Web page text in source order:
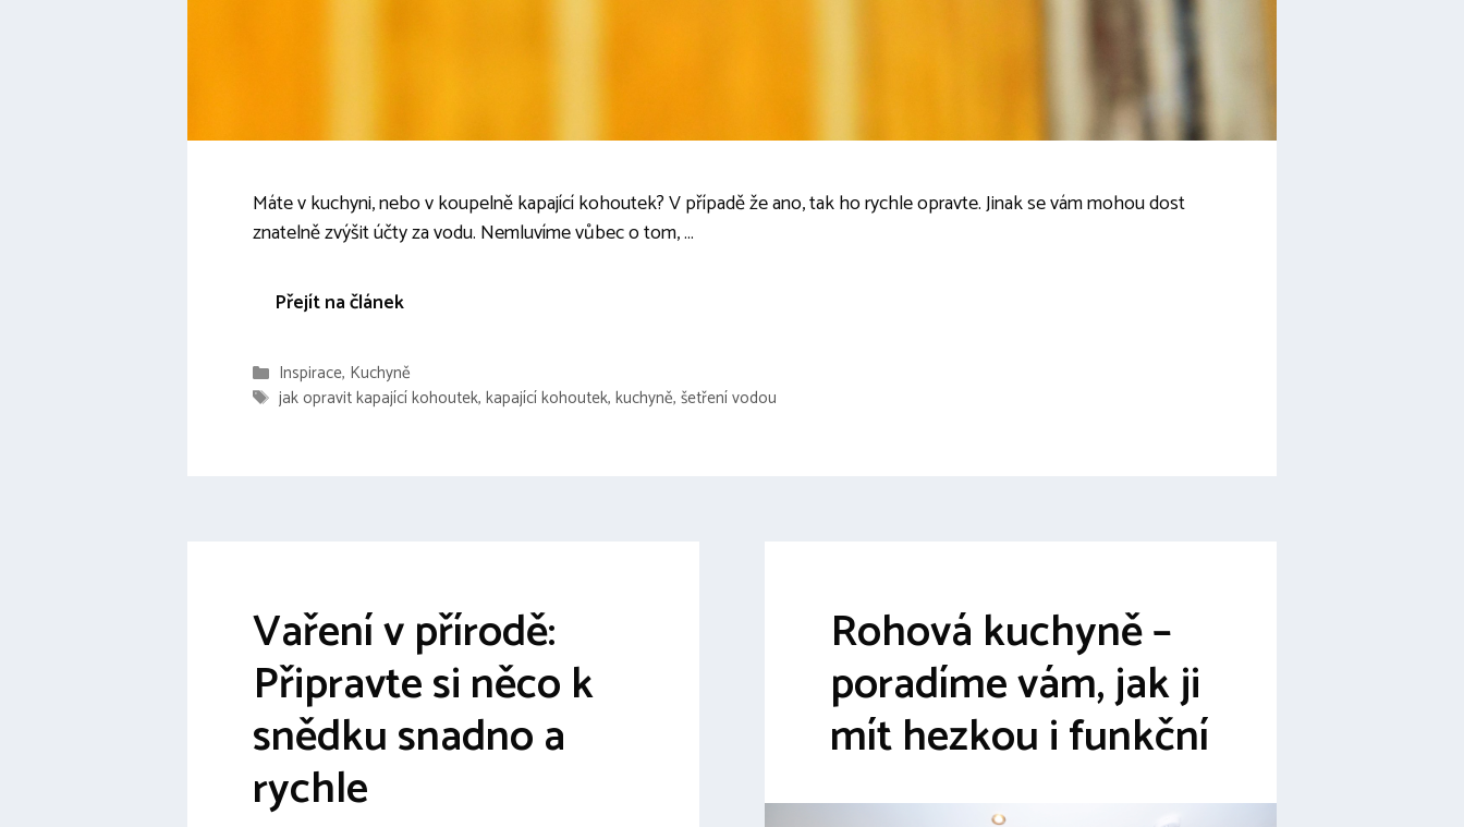
Máte v kuchyni, nebo v koupelně kapající kohoutek? V případě že ano, tak ho rychle opravte. Jinak se vám mohou dost
znatelně zvýšit účty za vodu. Nemluvíme vůbec o tom, …
Přejít na článek
Rubriky
Inspirace, Kuchyně
Štítky
jak opravit kapající kohoutek,kapající kohoutek,kuchyně,šetření vodou
Vaření v přírodě:
Připravte si něco k
snědku snadno a
rychle
Rohová kuchyně –
poradíme vám, jak ji
mít hezkou i funkční